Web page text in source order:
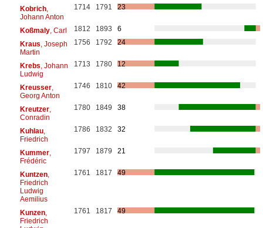
Kobrich,
Johann Anton
1714 1791 23
Koßmaly, Carl 1812 1893
6
Kraus , Joseph
Martin
1756 1792 24
Krebs , Johann
Ludwig
1713 1780 12
Kreusser,
Georg Anton
1746 1810 42
Kreutzer,
Conradin
1780 1849 38
Kuhlau,
Friedrich
1786 1832 32
Kummer,
Frédéric
1797 1879 21
Kuntzen,
Friedrich
Ludwig
Aemilius
1761 1817 49
Kunzen,
Friedrich
1761 1817 49